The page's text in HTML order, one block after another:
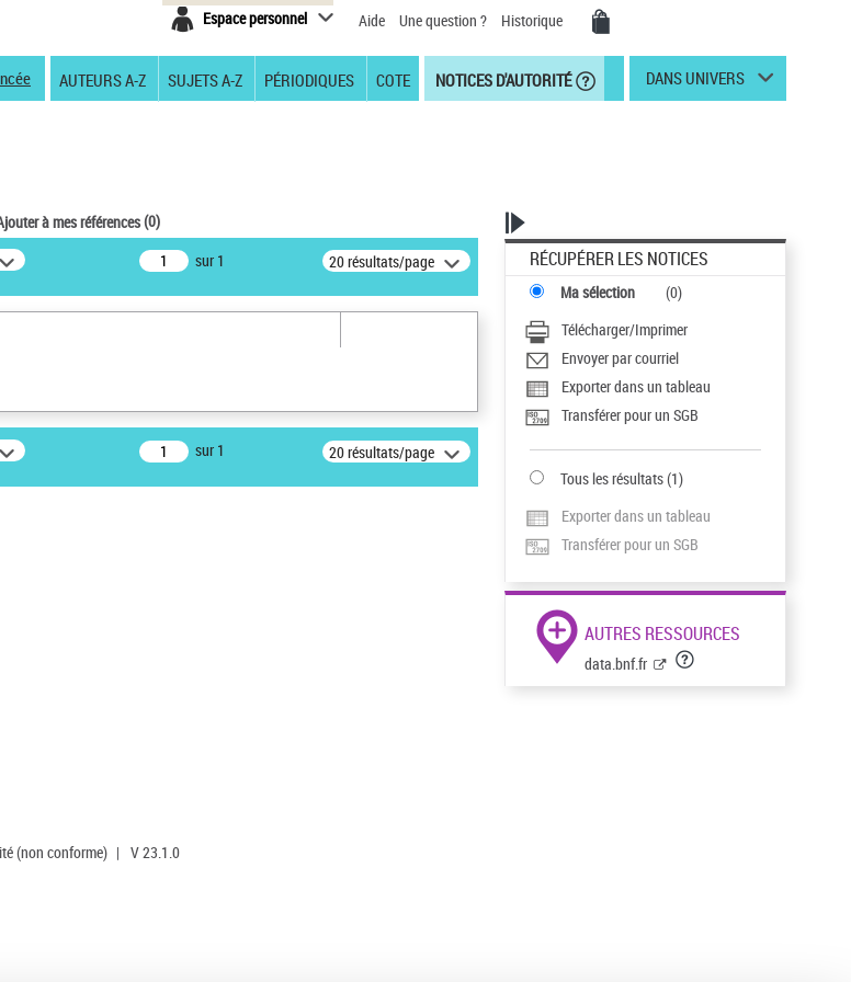
Espace personnel Aide Une question ? Historique
AUTEURS A-Z SUJETS A-Z PÉRIODIQUES COTE NOTICES D'AUTORITÉ DANS UNIVERS
à mes références(0)
sur 1 20 résultats/page
sur 1 20 résultats/page
RÉCUPÉRER LES NOTICES
Ma sélection (0)
Télécharger/Imprimer
Envoyer par courriel
Exporter dans un tableau
Transférer pour un SGB
Tous les résultats(1)
Exporter dans un tableau
Transférer pour un SGB
AUTRES RESSOURCES
data.bnf.fr
(non conforme) | V 23.1.0